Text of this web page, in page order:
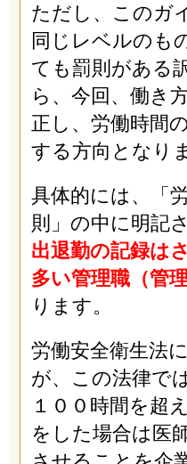
ただし、このガ
同じレベルのも
ても罰則がある
ら、今回、働き
正し、労働時間
する方向となり
具体的には、「
則」の中に明記
出退勤の記録は
多い管理職（管
ります。
労働安全衛生法
が、この法律で
１００時間を超
をした場合は医